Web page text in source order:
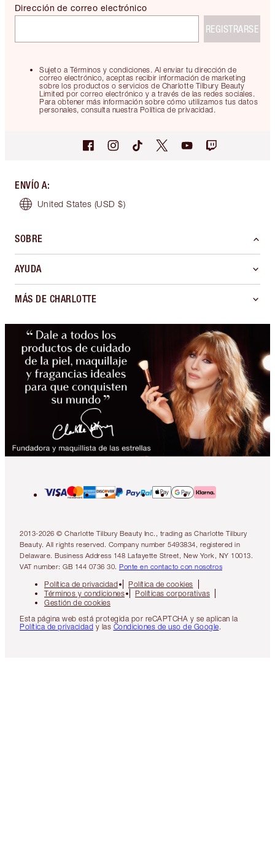
Sujeto a Términos y condiciones. Al enviar tu dirección de
correo electrónico, aceptas recibir información de marketing
sobre los productos o servicios de Charlotte Tilbury Beauty
Limited por correo electrónico y a través de las redes sociales.
Para obtener más información sobre cómo utilizamos tus datos
personales, consulta nuestra Política de privacidad.
Dirección de correo electrónico
REGISTRARSE
ENVÍO A:
United States (USD $)
SOBRE
AYUDA
MÁS DE CHARLOTTE
2013-2026 © Charlotte Tilbury Beauty Inc., trading as Charlotte Tilbury
Beauty. All rights reserved. Company number 5493834, registered in
Delaware. Business Address 148 Lafayette Street, New York, NY 10013.
VAT number: GB 144 0736 30. Ponte en contacto con nosotros
Política de privacidad
Política de cookies
Términos y condiciones
Políticas corporativas
Gestión de cookies
Esta página web está protegida por reCAPTCHA y se aplican la
Política de privacidad y las Condiciones de uso de Google.